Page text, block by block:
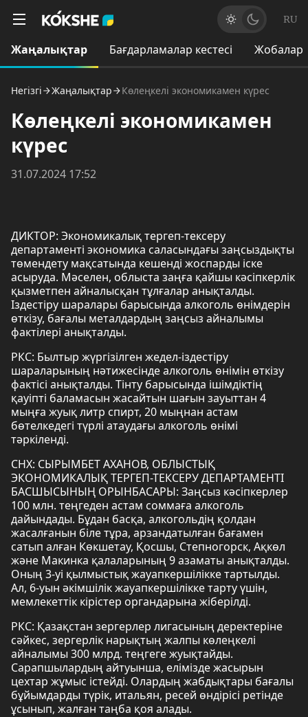
RU
Жаңалықтар Бағдарламалар кестесі Жобалар
Негізгі Жаңалықтар Көлеңкелі экономикамен күрес
Көлеңкелі экономикамен
күрес
31.07.2024 17:52
ДИКТОР: Экономикалық тергеп-тексеру
департаменті экономика саласындағы заңсыздықты
төмендету мақсатында кешенді жоспарды іске
асыруда. Мәселен, облыста заңға қайшы кәсіпкерлік
қызметпен айналысқан тұлғалар анықталды.
Іздестіру шаралары барысында алкоголь өнімдерін
өткізу, бағалы металдардың заңсыз айналымы
фактілері анықталды.
РКС: Былтыр жүргізілген жедел-іздестіру
шараларының нәтижесінде алкоголь өнімін өткізу
фактісі анықталды. Тінту барысында ішімдіктің
қауіпті баламасын жасайтын шағын зауыттан 4
мыңға жуық литр спирт, 20 мыңнан астам
бөтелкедегі түрлі атаудағы алкоголь өнімі
тәркіленді.
СНХ: СЫРЫМБЕТ АХАНОВ, ОБЛЫСТЫҚ
ЭКОНОМИКАЛЫҚ ТЕРГЕП-ТЕКСЕРУ ДЕПАРТАМЕНТІ
БАСШЫСЫНЫҢ ОРЫНБАСАРЫ: Заңсыз кәсіпкерлер
100 млн. теңгеден астам соммаға алкоголь
дайындады. Бұдан басқа, алкогольдің қолдан
жасалғанын біле тұра, арзандатылған бағамен
сатып алған Көкшетау, Қосшы, Степногорск, Ақкөл
және Макинка қалаларының 9 азаматы анықталды.
Оның 3-уі қылмыстық жауапкершілікке тартылды.
Ал, 6-уын әкімшілік жауапкершілікке тарту үшін,
мемлекеттік кірістер органдарына жіберілді.
РКС: Қазақстан зергерлер лигасының деректеріне
сәйкес, зергерлік нарықтың жалпы көлеңкелі
айналымы 300 млрд. теңгеге жуықтайды.
Сарапшылардың айтуынша, елімізде жасырын
цехтар жұмыс істейді. Олардың жабдықтары бағалы
бұйымдарды түрік, итальян, ресей өндірісі ретінде
ұсынып, жалған таңба қоя алады.